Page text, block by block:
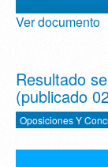
Ver documento
Resultado
(publicado
Oposiciones Y